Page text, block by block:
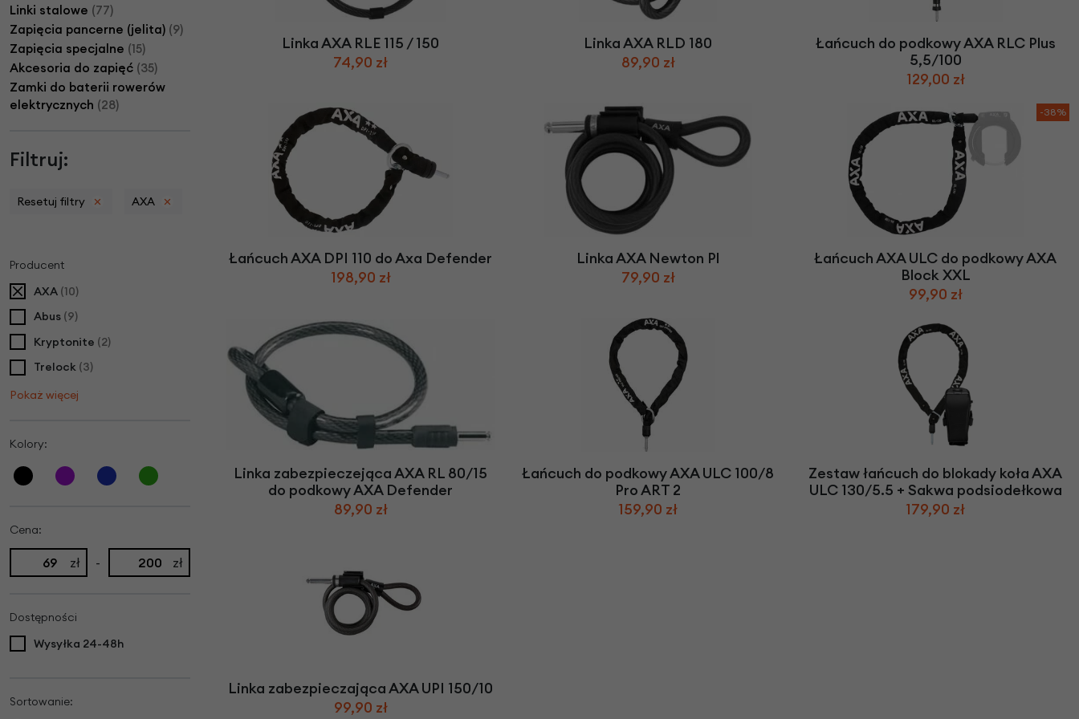
Rowery Składane
Rowery Tandem
Rowery Trójkołowe
Rowerki biegowe
Rowery Cargo / transportowe
Checker Pig
Części do rowerów elektrycznych
Dzwonki rowerowe
F oteliki rowerowe
H amulce rowerowe
Kasety i wolnobiegi
ańcuchy i paski rowerowe
aklejki rowerowe
Napęd paskowy Gates
bręcze i koła rowerowe
Przerzutki rowerowe
Peruzzo
Linki stalowe (77)
Zapięcia pancerne (jelita) (9)
Zapięcia specjalne (15)
Akcesoria do zapięć (35)
Zamki do baterii rowerów
elektrycznych (28)
Filtruj:
Resetuj filtry AXA
Producent
AXA (10)
Abus (9)
Kryptonite (2)
Trelock (3)
Pokaż więcej
Kolory:
Cena:
zł - zł
Dostępności
Wysyłka 24-48h
Sortowanie:
Linka AXA RLE 115 / 150
74,90 zł
Linka AXA RLD 180
89,90 zł
Łańcuch do podkowy AXA RLC Plus
5,5/100
129,00 zł
Łańcuch AXA DPI 110 do Axa Defender
198,90 zł
Linka AXA Newton Pl
79,90 zł
-38%
Łańcuch AXA ULC do podkowy AXA
Block XXL
99,90 zł
Linka zabezpieczejąca AXA RL 80/15
do podkowy AXA Defender
89,90 zł
Łańcuch do podkowy AXA ULC 100/8
Pro ART 2
159,90 zł
Zestaw łańcuch do blokady koła AXA
ULC 130/5.5 + Sakwa podsiodełkowa
179,90 zł
Linka zabezpieczająca AXA UPI 150/10
99,90 zł